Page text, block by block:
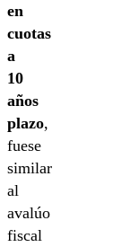
en
cuotas
a
10
años
plazo,
fuese
similar
al
avalúo
fiscal